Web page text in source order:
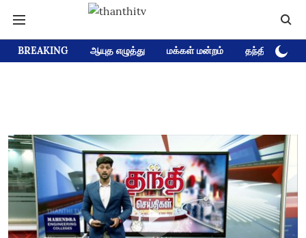
BREAKING ஆயுத எழுத்து மக்கள் மன்றம் தந்தி டிவி